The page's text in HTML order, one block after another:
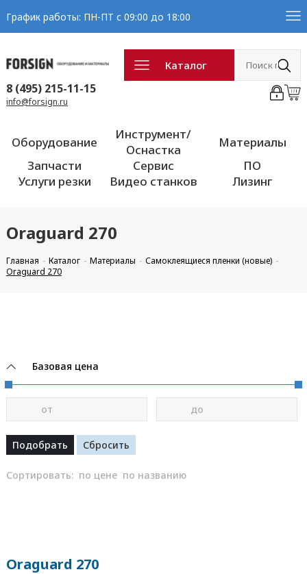
График работы: ПН-ПТ с 09:00 до 18:00
Каталог
8 (495) 215-11-15
info@forsign.ru
Оборудование
Инструмент/
Оснастка
Материалы
Запчасти
Сервис
ПО
Услуги резки
Видео станков Лизинг
Oraguard 270
Главная Каталог Материалы
Самоклеящиеся пленки (новые)
Oraguard 270
Базовая цена
от до
Сортировать: по цене по названию
Oraguard 270